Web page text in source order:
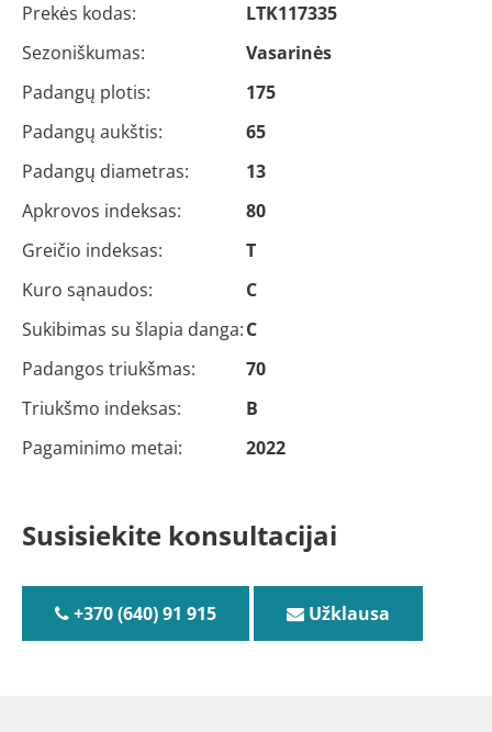
Prekės kodas:
LTK117335
Sezoniškumas:
Vasarinės
Padangų plotis:
175
Padangų aukštis:
65
Padangų diametras:
13
Apkrovos indeksas:
80
Greičio indeksas:
T
Kuro sąnaudos:
C
Sukibimas su šlapia danga:C
Padangos triukšmas:
70
Triukšmo indeksas:
B
Pagaminimo metai:
2022
Susisiekite konsultacijai
+370 (640) 91 915 Užklausa